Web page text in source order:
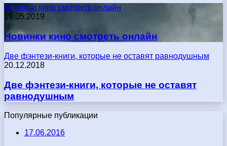
Новинки кино смотреть онлайн
19.05.2019
Новинки кино смотреть онлайн
Две фэнтези-книги, которые не оставят равнодушным
20.12.2018
Две фэнтези-книги, которые не оставят
равнодушным
Популярные публикации
17.06.2016